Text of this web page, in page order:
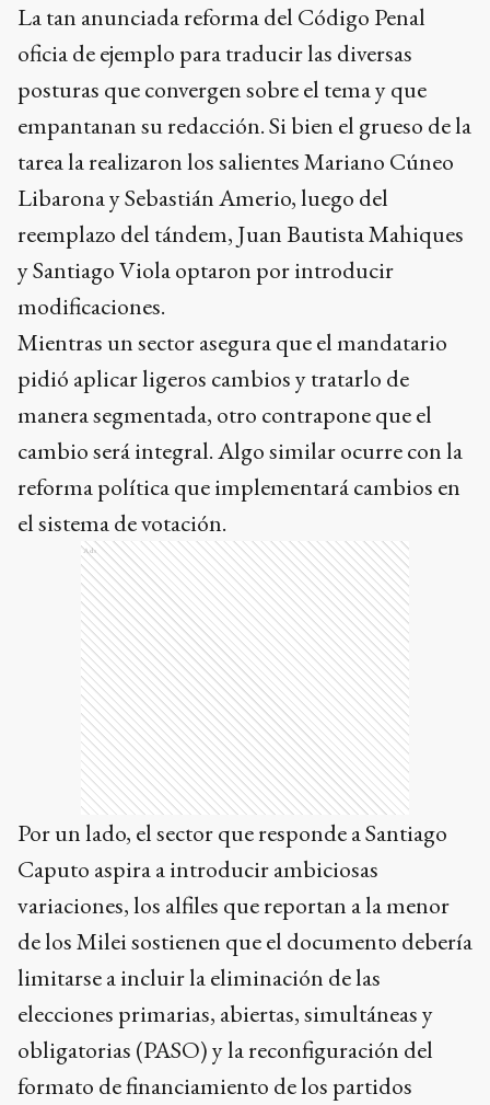
La tan anunciada reforma del Código Penal
oficia de ejemplo para traducir las diversas
posturas que convergen sobre el tema y que
empantanan su redacción. Si bien el grueso de la
tarea la realizaron los salientes Mariano Cúneo
Libarona y Sebastián Amerio, luego del
reemplazo del tándem, Juan Bautista Mahiques
y Santiago Viola optaron por introducir
modificaciones.
Mientras un sector asegura que el mandatario
pidió aplicar ligeros cambios y tratarlo de
manera segmentada, otro contrapone que el
cambio será integral. Algo similar ocurre con la
reforma política que implementará cambios en
el sistema de votación.
Ads
Por un lado, el sector que responde a Santiago
Caputo aspira a introducir ambiciosas
variaciones, los alfiles que reportan a la menor
de los Milei sostienen que el documento debería
limitarse a incluir la eliminación de las
elecciones primarias, abiertas, simultáneas y
obligatorias (PASO) y la reconfiguración del
formato de financiamiento de los partidos